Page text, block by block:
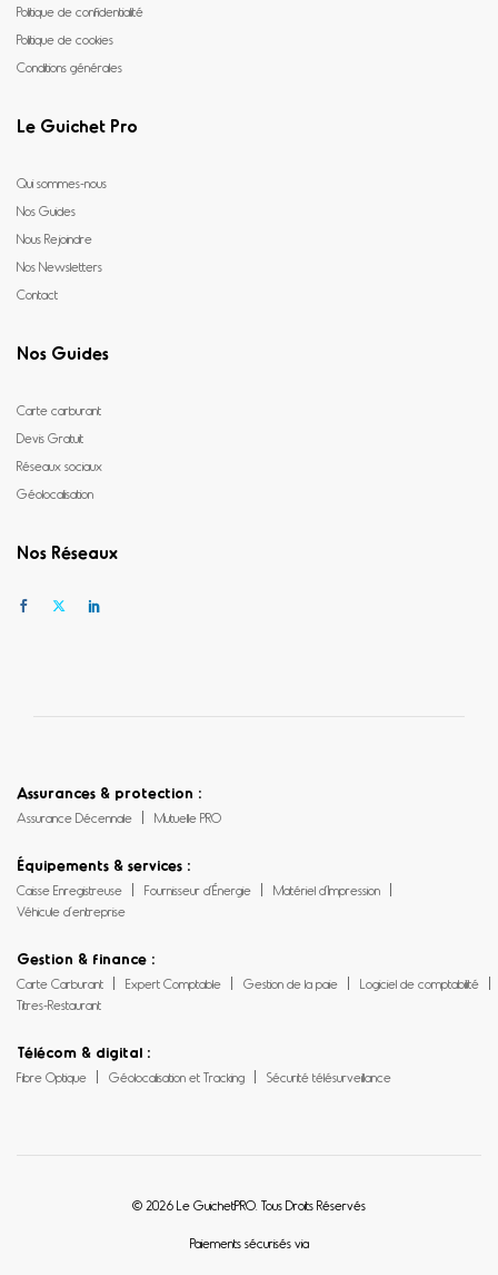
Politique de confidentialité
Politique de cookies
Conditions générales
Le Guichet Pro
Qui sommes-nous
Nos Guides
Nous Rejoindre
Nos Newsletters
Contact
Nos Guides
Carte carburant
Devis Gratuit
Réseaux sociaux
Géolocalisation
Nos Réseaux
Assurances & protection :
Assurance Décennale Mutuelle PRO
Équipements & services :
Caisse Enregistreuse Fournisseur d’Énergie
Matériel d’Impression
Véhicule d’entreprise
Gestion & finance :
Carte Carburant Expert Comptable Gestion de la paie
Logiciel de comptabilité
Titres-Restaurant
Télécom & digital :
Fibre Optique Géolocalisation et Tracking Sécurité télésurveillance
© 2026 Le GuichetPRO. Tous Droits Réservés
Paiements sécurisés via